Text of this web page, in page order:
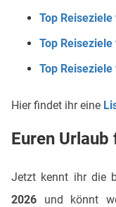
Top
Top
Top
Hier findet ihr eine
Euren
Jetzt kennt ihr die
2026 und könnt